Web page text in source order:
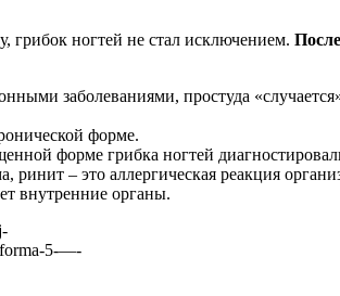
грибок ногтей не стал исключением.
заболеваниями, простуда
форме.
форме грибка ногтей
– это аллергическая реакция
внутренние органы.